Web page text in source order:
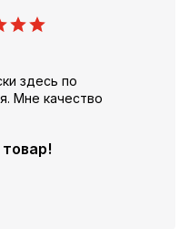
здесь по
Мне качество